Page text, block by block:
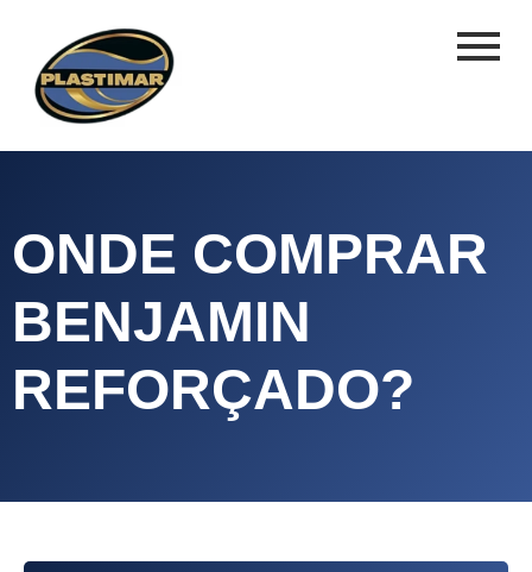
ONDE COMPRAR
BENJAMIN
REFORÇADO?